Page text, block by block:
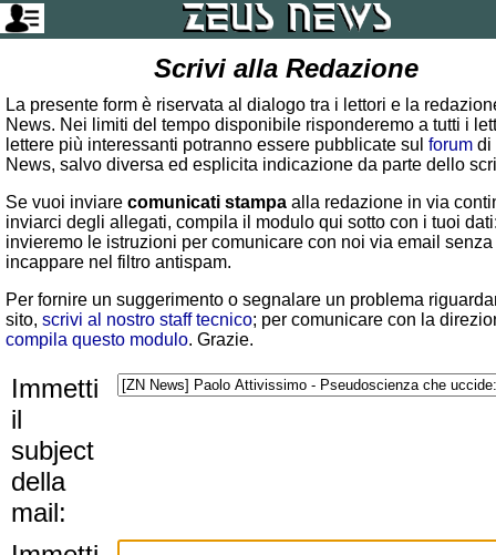
Scrivi alla Redazione
La presente form è riservata al dialogo tra i lettori e la
News. Nei limiti del tempo disponibile risponderemo a tutti i
lettere più interessanti potranno essere pubblicate sul forum di
News, salvo diversa ed esplicita indicazione da parte dello
Se vuoi inviare comunicati stampa alla redazione in via
inviarci degli allegati, compila il modulo qui sotto con i tuoi
invieremo le istruzioni per comunicare con noi via email senza
incappare nel filtro antispam.
Per fornire un suggerimento o segnalare un problema
sito, scrivi al nostro staff tecnico; per comunicare con la
compila questo modulo. Grazie.
Immetti
il
subject
della
mail: